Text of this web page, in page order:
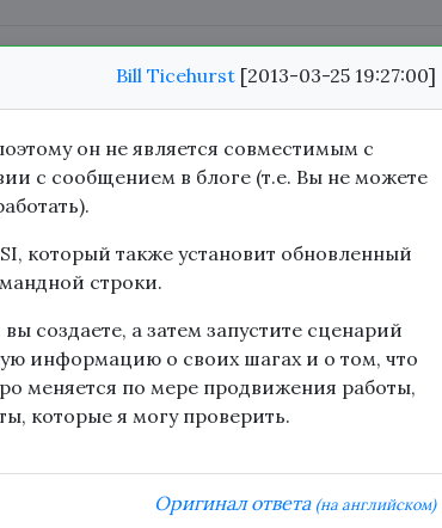
Bill Ticehurst [2013-03-25 19:27:00]
он не является совместимым с
с сообщением в блоге (т.е. Вы не можете
который также установит обновленный
строки.
создаете, а затем запустите сценарий
информацию о своих шагах и о том, что
меняется по мере продвижения работы,
которые я могу проверить.
Оригинал ответа (на английском)